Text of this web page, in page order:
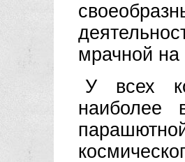
мрачной
У всех
наиболее